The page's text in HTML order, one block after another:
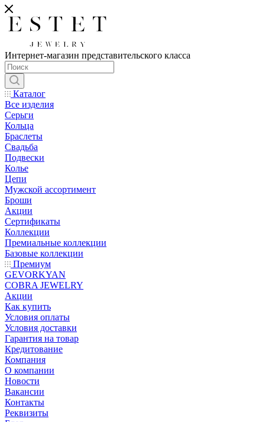
Интернет-магазин представительского класса
Каталог
Все изделия
Серьги
Кольца
Браслеты
Свадьба
Подвески
Колье
Цепи
Мужской ассортимент
Броши
Акции
Сертификаты
Коллекции
Премиальные коллекции
Базовые коллекции
Премиум
GEVORKYAN
COBRA JEWELRY
Акции
Как купить
Условия оплаты
Условия доставки
Гарантия на товар
Кредитование
Компания
О компании
Новости
Вакансии
Контакты
Реквизиты